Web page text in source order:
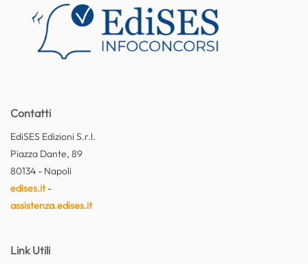
Contatti
EdiSES Edizioni S.r.l.
Piazza Dante, 89
80134 - Napoli
edises.it-
assistenza.edises.it
Link Utili